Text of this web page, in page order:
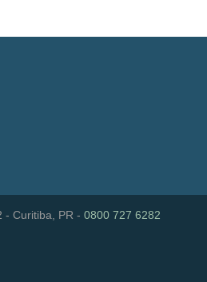
- Curitiba, PR - 0800 727 6282